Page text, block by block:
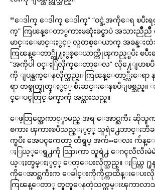
“ေဒါက္ ေဒါက္ ေဒါက္” “ဝင္ခဲ့အကိုေရ ၿပီ
က္” ကြၽန္ေတာ္စကားမဆုံးခင္မွာပဲ အသား
မာင္းေမာင္းႏွင့္ လူတစ္ေယာက္ အခန္းထဲသို
ကြၽန္ေတာ္တို႔ႏွစ္ေယာက္ကိုၾကည့္ၿပီး ၿပဳံ
“အကိုပါ ဝင္ႏြဲလိုက္ေတာ့ေလ” လို႔ေျပာၿ
ကို ျပန္ယက္ေနလိုက္သည္။ ကြၽန္ေတာ့္လီးေရာ
ရာ တစ္ဒုတ္ဒုတ္ႏွင့္ စီးဆင္းေနၿပီျဖစ္သည္။
င္ေပၚတြင္ မ်က္နာကို အပ္ထားသည္။
ေဖ့ဘြတ္အေကာင့္နာမည္ အရ ေအာင္ႀကီး ဆို
စကား ၾကားၿပီသည္ႏွင့္ သူရဲ႕ေဘာင္းဘီခပ္ပ
က္ၿပီး အေပၚကေတာ့ တီရွပ္ အက်ႌေလး က်န္ေ
ႏြယ့္ေရွ႕ကို သြားကာ သူရဲ႕ ေဂၚလီလီး
ယ္ႏႈတ္ခမ္းႏွင့္ ေတ့ေပးလိုက္သည္။ ႏြယ္က ႐ုန္း
ကိုေအာင္ႀကီးက ေခါင္းကိုကိုင္ကာထိန္းေပးလို
ကြၽန္ေတာ္ တူတူေနတဲ့သက္တမ္းၾကာလာ